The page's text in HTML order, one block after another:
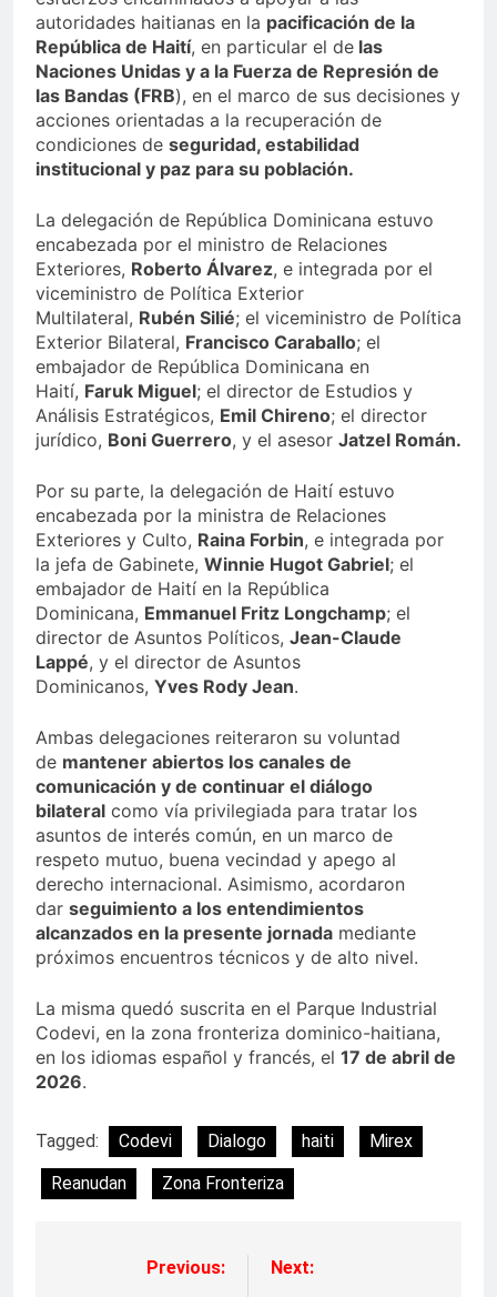
autoridades haitianas en la pacificación de la
República de Haití, en particular el de las
Naciones Unidas y a la Fuerza de Represión de
las Bandas (FRB), en el marco de sus decisiones y
acciones orientadas a la recuperación de
condiciones de seguridad, estabilidad
institucional y paz para su población.
La delegación de República Dominicana estuvo
encabezada por el ministro de Relaciones
Exteriores, Roberto Álvarez, e integrada por el
viceministro de Política Exterior
Multilateral, Rubén Silié; el viceministro de Política
Exterior Bilateral, Francisco Caraballo; el
embajador de República Dominicana en
Haití, Faruk Miguel; el director de Estudios y
Análisis Estratégicos, Emil Chireno; el director
jurídico, Boni Guerrero, y el asesor Jatzel Román.
Por su parte, la delegación de Haití estuvo
encabezada por la ministra de Relaciones
Exteriores y Culto, Raina Forbin, e integrada por
la jefa de Gabinete, Winnie Hugot Gabriel; el
embajador de Haití en la República
Dominicana, Emmanuel Fritz Longchamp; el
director de Asuntos Políticos, Jean-Claude
Lappé, y el director de Asuntos
Dominicanos, Yves Rody Jean.
Ambas delegaciones reiteraron su voluntad
de mantener abiertos los canales de
comunicación y de continuar el diálogo
bilateral como vía privilegiada para tratar los
asuntos de interés común, en un marco de
respeto mutuo, buena vecindad y apego al
derecho internacional. Asimismo, acordaron
dar seguimiento a los entendimientos
alcanzados en la presente jornada mediante
próximos encuentros técnicos y de alto nivel.
La misma quedó suscrita en el Parque Industrial
Codevi, en la zona fronteriza dominico-haitiana,
en los idiomas español y francés, el 17 de abril de
2026.
Tagged: Codevi Dialogo haiti
Mirex
Reanudan
Zona Fronteriza
Navegación
Previous:
Next: